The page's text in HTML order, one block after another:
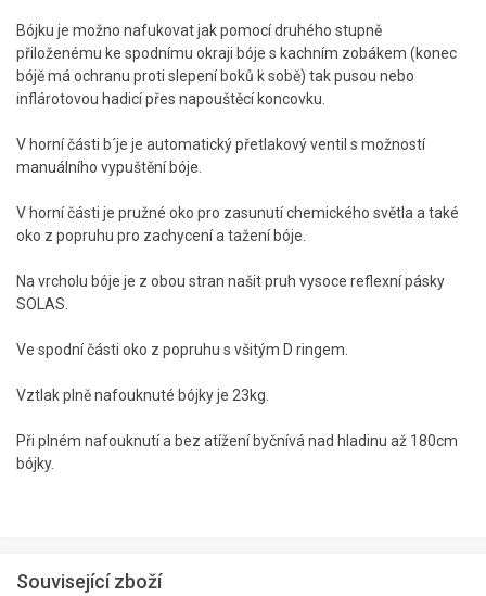
Bójku je možno nafukovat jak pomocí druhého stupně
přiloženému ke spodnímu okraji bóje s kachním zobákem (konec
bójě má ochranu proti slepení boků k sobě) tak pusou nebo
inflárotovou hadicí přes napouštěcí koncovku.
V horní části b´je je automatický přetlakový ventil s možností
manuálního vypuštění bóje.
V horní části je pružné oko pro zasunutí chemického světla a také
oko z popruhu pro zachycení a tažení bóje.
Na vrcholu bóje je z obou stran našit pruh vysoce reflexní pásky
SOLAS.
Ve spodní části oko z popruhu s všitým D ringem.
Vztlak plně nafouknuté bójky je 23kg.
Při plném nafouknutí a bez atížení byčnívá nad hladinu až 180cm
bójky.
Související zboží